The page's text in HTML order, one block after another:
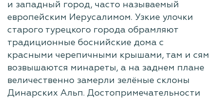
и западный город, часто называемый
европейским Иерусалимом. Узкие улочки
старого турецкого города обрамляют
традиционные боснийские дома с
красными черепичными крышами, там и сям
возвышаются минареты, а на заднем плане
величественно замерли зелёные склоны
Динарских Альп. Достопримечательности